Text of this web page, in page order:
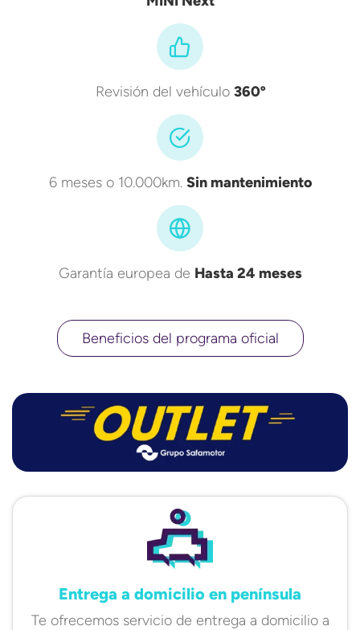
Revisión del vehículo 360º
6 meses o 10.000km. Sin mantenimiento
Garantía europea de Hasta 24 meses
Beneficios del programa oficial
Entrega a domicilio en península
Te ofrecemos servicio de entrega a domicilio a